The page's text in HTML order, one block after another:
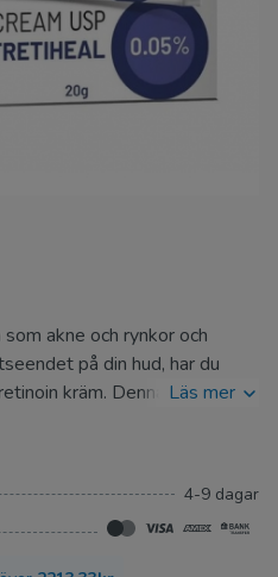
akne och rynkor och
på din hud, har du
kräm. Denna produkt är
20 grams tuber, i två olika
0.05%.
Läs mer
4-9 dagar